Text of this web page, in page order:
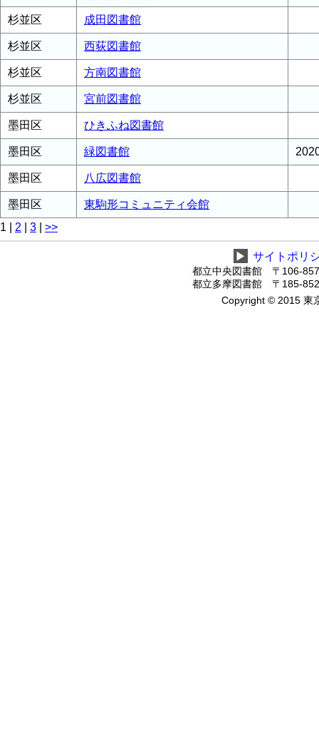
杉並区 成田図書館
杉並区 西荻図書館
杉並区 方南図書館
杉並区 宮前図書館
墨田区 ひきふね図書館
墨田区 緑図書館
墨田区 八広図書館
墨田区
東駒形コミュニティ会館
1
2 3 >>
▶ サイトポリ
都立中央図書館 〒106-
都立多摩図書館 〒185-
Copyright © 2015 東